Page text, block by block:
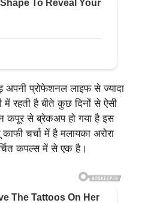
अपनी प्रोफेशनल लाइफ से ज्यादा
रहती है बीते कुछ दिनों से ऐसी
कपूर से ब्रेकअप हो गया है इस
चर्चा में है मलायका अरोरा
कपल्स में से एक है।